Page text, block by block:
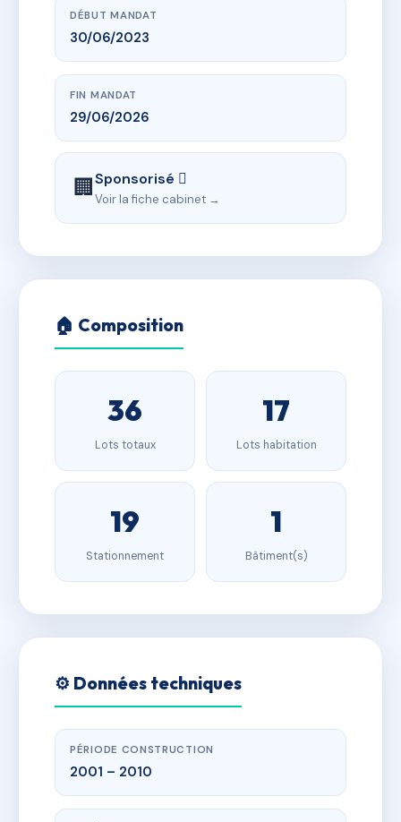
DÉBUT MANDAT
30/06/2023
FIN MANDAT
29/06/2026
🏢Sponsorisé 
Voir la fiche cabinet →
🏠 Composition
36
Lots totaux
17
Lots habitation
19
Stationnement
1
Bâtiment(s)
⚙️ Données techniques
PÉRIODE CONSTRUCTION
2001 – 2010